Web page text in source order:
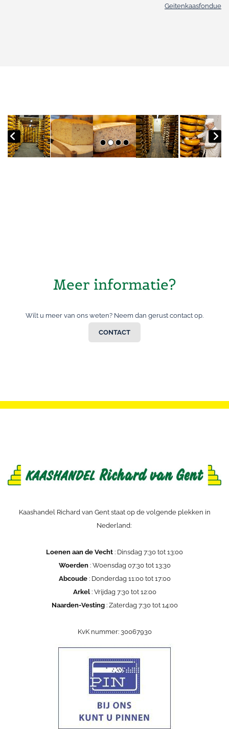
Geitenkaasfondue
Meer informatie?
Wilt u meer van ons weten? Neem dan gerust contact op.
CONTACT
Kaashandel Richard van Gent staat op de volgende plekken in
Nederland:
Loenen aan de Vecht : Dinsdag 7:30 tot 13:00
Woerden : Woensdag 07:30 tot 13:30
Abcoude : Donderdag 11:00 tot 17:00
Arkel : Vrijdag 7:30 tot 12:00
Naarden-Vesting : Zaterdag 7:30 tot 14:00
KvK nummer: 30067930